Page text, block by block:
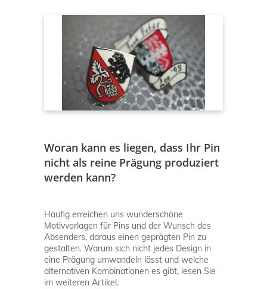
Woran kann es liegen, dass Ihr Pin
nicht als reine Prägung produziert
werden kann?
Häufig erreichen uns wunderschöne
Motivvorlagen für Pins und der Wunsch des
Absenders, daraus einen geprägten Pin zu
gestalten. Warum sich nicht jedes Design in
eine Prägung umwandeln lässt und welche
alternativen Kombinationen es gibt, lesen Sie
im weiteren Artikel.